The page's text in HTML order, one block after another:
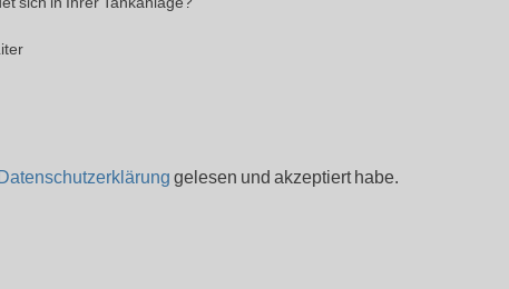
gelesen und akzeptiert habe.